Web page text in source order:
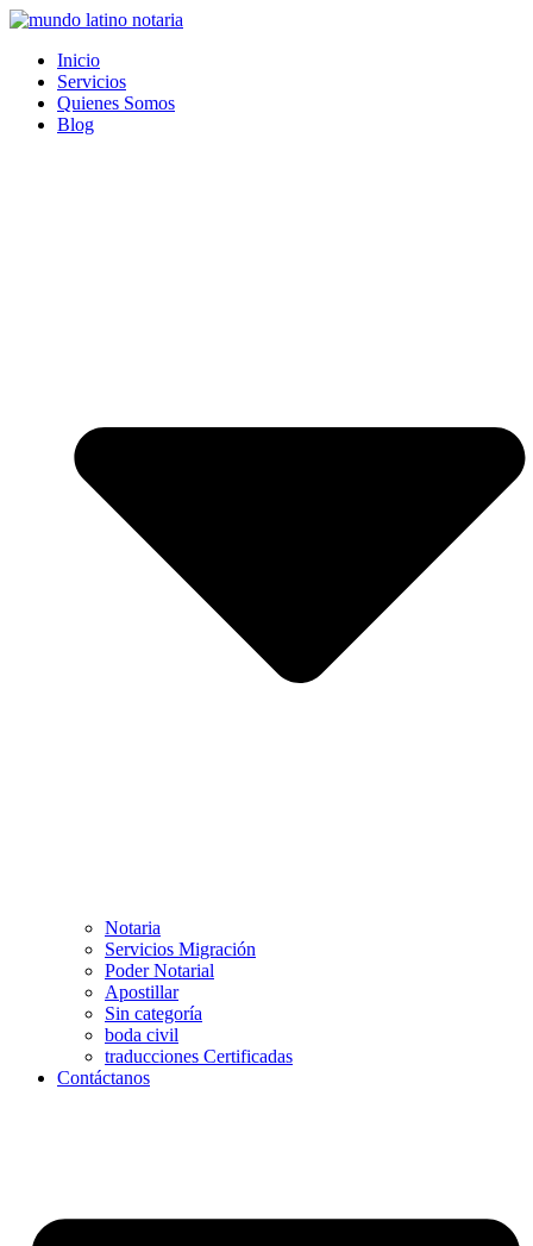
Saltar
contenido
Inicio
Servicios
Quienes Somos
Blog
Notaria
Servicios Migración
Poder Notarial
Apostillar
Sin categoría
boda civil
traducciones Certificadas
Contáctanos